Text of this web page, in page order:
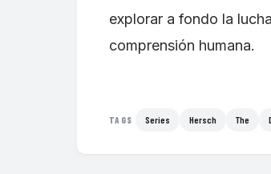
explorar a fondo la
comprensión humana.
TAGS Series Hersch The